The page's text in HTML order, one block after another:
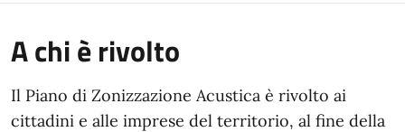
A chi è rivolto
Il Piano di Zonizzazione Acustica è rivolto ai
cittadini e alle imprese del territorio, al fine della